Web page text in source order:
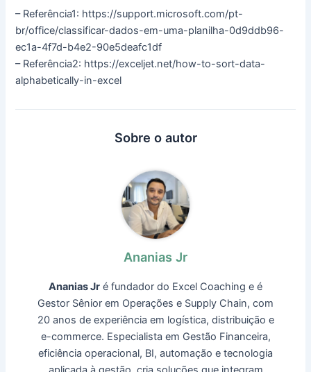
– Referência1: https://support.microsoft.com/pt-
br/office/classificar-dados-em-uma-planilha-0d9ddb96-
ec1a-4f7d-b4e2-90e5deafc1df
– Referência2: https://exceljet.net/how-to-sort-data-
alphabetically-in-excel
Sobre o autor
Ananias Jr
Ananias Jr é fundador do Excel Coaching e é
Gestor Sênior em Operações e Supply Chain, com
20 anos de experiência em logística, distribuição e
e-commerce. Especialista em Gestão Financeira,
eficiência operacional, BI, automação e tecnologia